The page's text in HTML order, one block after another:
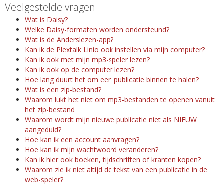
Veelgestelde vragen
Wat is Daisy?
Welke Daisy-formaten worden ondersteund?
Wat is de Anderslezen-app?
Kan ik de Plextalk Linio ook instellen via mijn computer?
Kan ik ook met mijn mp3-speler lezen?
Kan ik ook op de computer lezen?
Hoe lang duurt het om een publicatie binnen te halen?
Wat is een zip-bestand?
Waarom lukt het niet om mp3-bestanden te openen vanuit
het zip-bestand
Waarom wordt mijn nieuwe publicatie niet als NIEUW
aangeduid?
Hoe kan ik een account aanvragen?
Hoe kan ik mijn wachtwoord veranderen?
Kan ik hier ook boeken, tijdschriften of kranten kopen?
Waarom zie ik niet altijd de tekst van een publicatie in de
web-speler?